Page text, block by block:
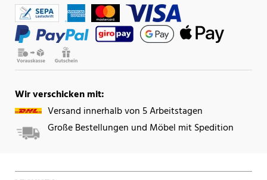
Wir verschicken mit:
Versand innerhalb von 5 Arbeitstagen
Große Bestellungen und Möbel mit Spedition